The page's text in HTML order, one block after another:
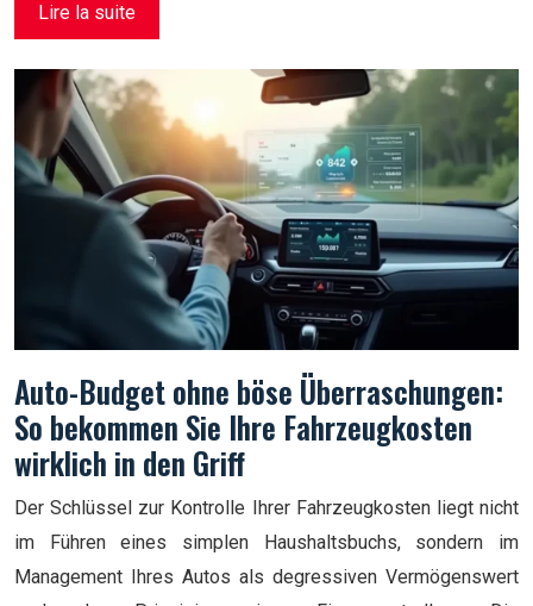
Lire la suite
Auto-Budget ohne böse Überraschungen:
So bekommen Sie Ihre Fahrzeugkosten
wirklich in den Griff
Der Schlüssel zur Kontrolle Ihrer Fahrzeugkosten liegt nicht
im Führen eines simplen Haushaltsbuchs, sondern im
Management Ihres Autos als degressiven Vermögenswert